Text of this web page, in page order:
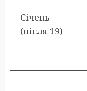
Січень
(після 19)